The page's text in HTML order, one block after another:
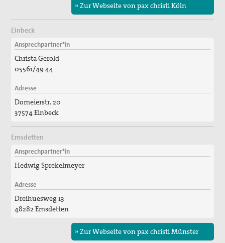
» Zur Webseite von pax christi Köln
Einbeck
Ansprechpartner*in
Christa Gerold
05561/49 44
Adresse
Domeierstr. 20
37574 Einbeck
Emsdetten
Ansprechpartner*in
Hedwig Sprekelmeyer
Adresse
Dreihuesweg 13
48282 Emsdetten
» Zur Webseite von pax christi Münster